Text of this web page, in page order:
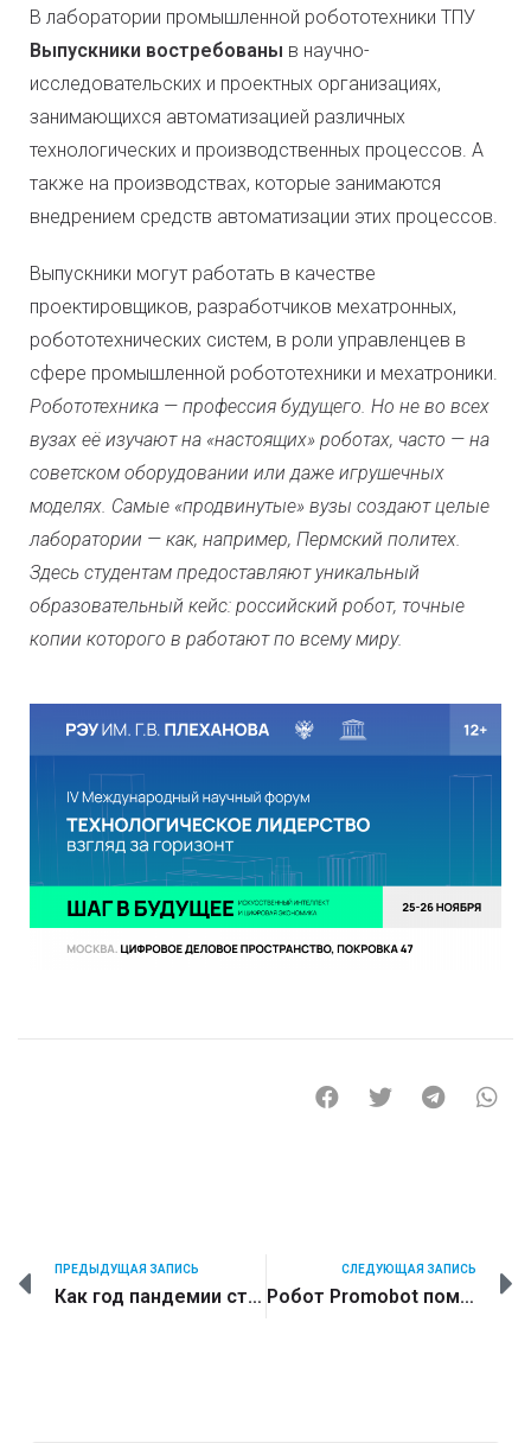
В лаборатории промышленной робототехники ТПУ
Выпускники востребованы в научно-
исследовательских и проектных организациях,
занимающихся автоматизацией различных
технологических и производственных процессов. А
также на производствах, которые занимаются
внедрением средств автоматизации этих процессов.
Выпускники могут работать в качестве
проектировщиков, разработчиков мехатронных,
робототехнических систем, в роли управленцев в
сфере промышленной робототехники и мехатроники.
Робототехника — профессия будущего. Но не во всех
вузах её изучают на «настоящих» роботах, часто — на
советском оборудовании или даже игрушечных
моделях. Самые «продвинутые» вузы создают целые
лаборатории — как, например, Пермский политех.
Здесь студентам предоставляют уникальный
образовательный кейс: российский робот, точные
копии которого в работают по всему миру.
ПРЕДЫДУЩАЯ ЗАПИСЬ
Как год пандемии стал годом робототехники. «Промобот»: версия 2020
СЛЕДУЮЩАЯ ЗАПИСЬ
Робот Promobot помогает вести бизнес в Арабских Эмиратах